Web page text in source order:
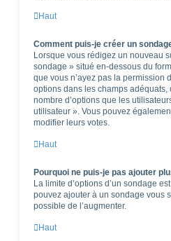
Haut
Comment puis-je créer un
Lorsque vous rédigez un nouveau
sondage » situé en-dessous du
que vous n’ayez pas la permission
options dans les champs
nombre d’options que les
utilisateur ». Vous pouvez
modifier leurs votes.
Haut
Pourquoi ne puis-je pas ajouter
La limite d’options d’un sondage
pouvez ajouter à un sondage vous
possible de l’augmenter.
Haut